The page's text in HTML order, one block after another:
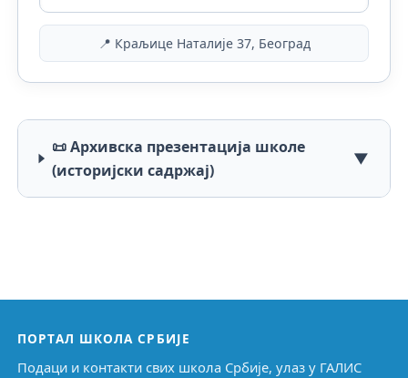
📍 Краљице Наталије 37, Београд
📜 Архивска презентација школе
(историјски садржај)
▼
ПОРТАЛ ШКОЛА СРБИЈЕ
Подаци и контакти свих школа Србије, улаз у ГАЛИС